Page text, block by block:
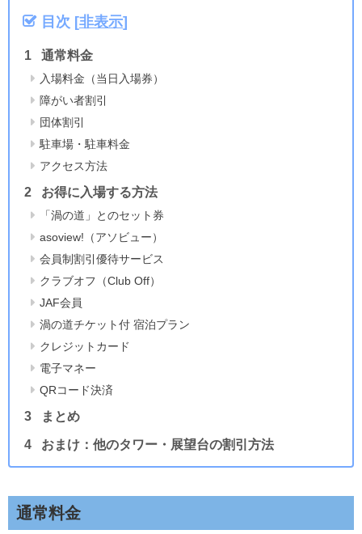
目次 [非表示]
通常料金
入場料金（当日入場券）
障がい者割引
団体割引
駐車場・駐車料金
アクセス方法
お得に入場する方法
「渦の道」とのセット券
asoview!（アソビュー）
会員制割引優待サービス
クラブオフ（Club Off）
JAF会員
渦の道チケット付 宿泊プラン
クレジットカード
電子マネー
QRコード決済
まとめ
おまけ：他のタワー・展望台の割引方法
通常料金